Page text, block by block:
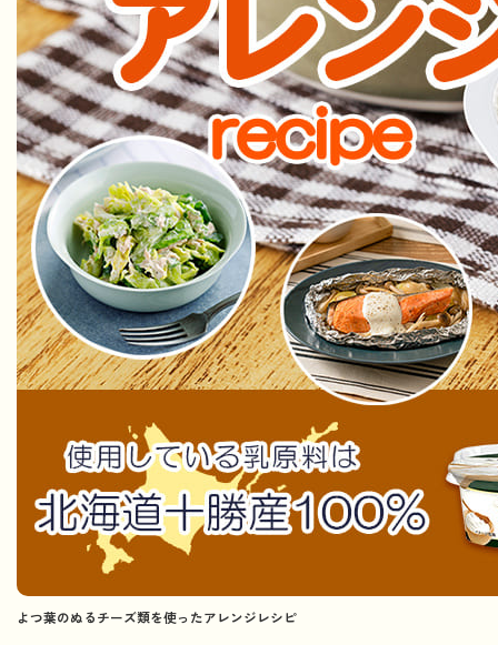
よつ葉のぬるチーズ類を使ったアレンジレシピ